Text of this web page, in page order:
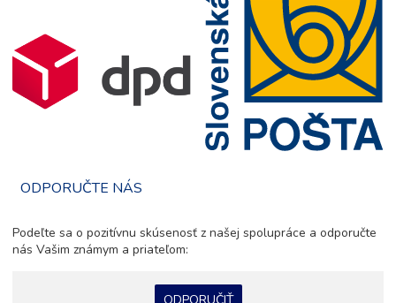
ODPORUČTE NÁS
Podeľte sa o pozitívnu skúsenosť z našej spolupráce a odporučte
nás Vašim známym a priateľom: